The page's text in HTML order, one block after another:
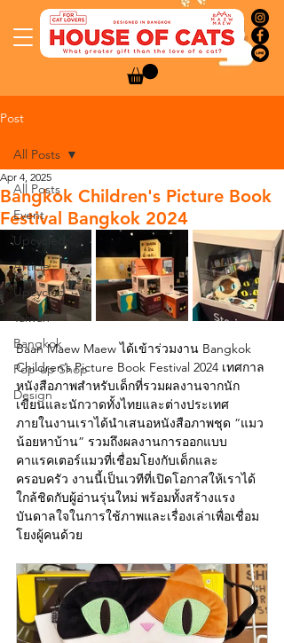
Post
All Posts
Event
Upcycled
Article
Upcycled
Taiwan
Bangkok
Pop-up Shop
Design
All Posts
Bangkok Children's Picture Book
Festival Bangkok 2024
Apr 4, 2025
Baan Maew Maew ได้เข้าร่วมงาน Bangkok
Children’s Picture Book Festival 2024 เทศกาล
หนังสือภาพสำหรับเด็กที่รวมผลงานจากนัก
เขียนและนักวาดทั้งไทยและต่างประเทศ
ภายในงานเราได้นำเสนอหนังสือภาพชุด “แมว
น้อยหาบ้าน” รวมถึงผลงานการออกแบบ
คาแรคเตอร์แมวที่เชื่อมโยงกับเด็กและ
ครอบครัว งานนี้เป็นเวทีที่เปิดโอกาสให้เราได้
ใกล้ชิดกับผู้อ่านรุ่นใหม่ พร้อมทั้งสร้างแรง
บันดาลใจในการใช้ภาพและเรื่องเล่าเพื่อเชื่อม
โยงผู้คนด้วย